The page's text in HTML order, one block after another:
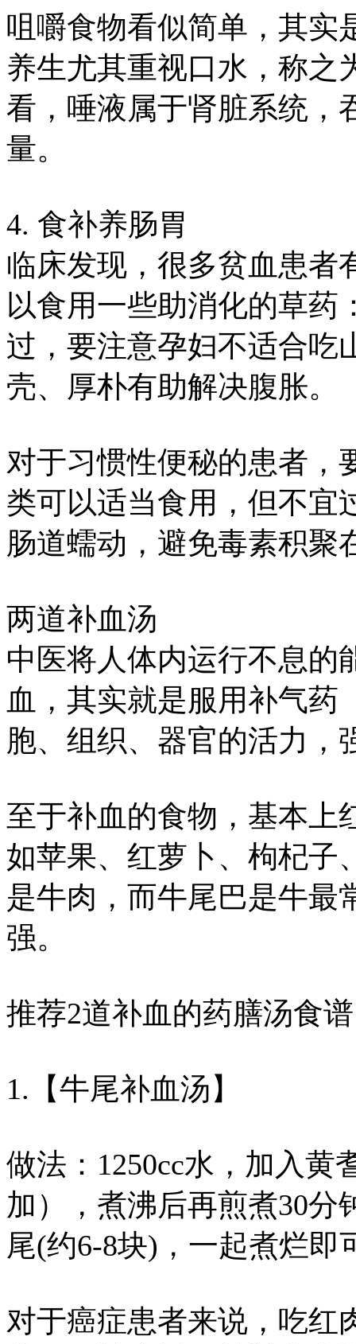
咀嚼食物看似简单，其实
养生尤其重视口水，称之
看，唾液属于肾脏系统，
量。
4. 食补养肠胃
临床发现，很多贫血患者
以食用一些助消化的草药
过，要注意孕妇不适合吃
壳、厚朴有助解决腹胀。
对于习惯性便秘的患者，
类可以适当食用，但不宜
肠道蠕动，避免毒素积聚
两道补血汤
中医将人体内运行不息的
血，其实就是服用补气药
胞、组织、器官的活力，
至于补血的食物，基本上
如苹果、红萝卜、枸杞子
是牛肉，而牛尾巴是牛最
强。
推荐2道补血的药膳汤食
1.【牛尾补血汤】
做法：1250cc水，加入黄
加），煮沸后再煎煮30分
尾(约6-8块)，一起煮烂即
对于癌症患者来说，吃红